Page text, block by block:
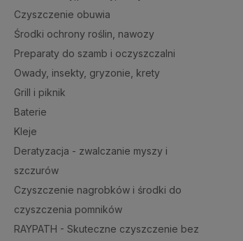
Czyszczenie obuwia
Środki ochrony roślin, nawozy
Preparaty do szamb i oczyszczalni
Owady, insekty, gryzonie, krety
Grill i piknik
Baterie
Kleje
Deratyzacja - zwalczanie myszy i
szczurów
Czyszczenie nagrobków i środki do
czyszczenia pomników
RAYPATH - Skuteczne czyszczenie bez